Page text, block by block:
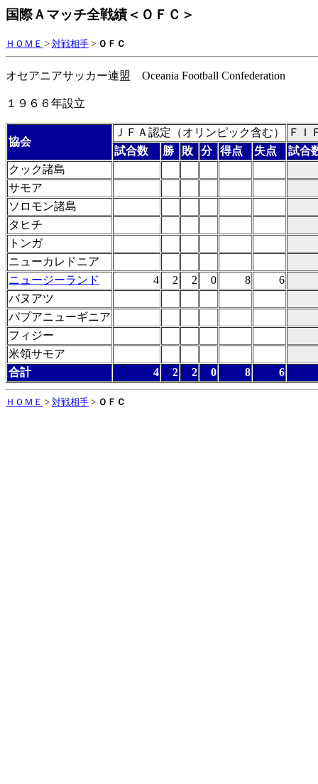
国際Ａマッチ全戦績＜ＯＦＣ＞
ＨＯＭＥ > 対戦相手 > ＯＦＣ
オセアニアサッカー連盟 Oceania Football Confederation
１９６６年設立
協会
ＪＦＡ認定（オリンピック含む）
ＦＩ
試合数
勝 敗 分 得点 失点
試合
クック諸島
サモア
ソロモン諸島
タヒチ
トンガ
ニューカレドニア
ニュージーランド
4 2 2 0 8
6
バヌアツ
パプアニューギニア
フィジー
米領サモア
合計
4 2 2 0 8 6
ＨＯＭＥ > 対戦相手 > ＯＦＣ